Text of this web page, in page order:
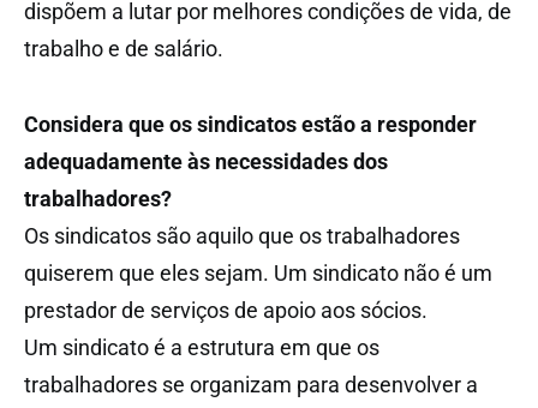
dispõem a lutar por melhores condições de vida, de
trabalho e de salário.
Considera que os sindicatos estão a responder
adequadamente às necessidades dos
trabalhadores?
Os sindicatos são aquilo que os trabalhadores
quiserem que eles sejam. Um sindicato não é um
prestador de serviços de apoio aos sócios.
Um sindicato é a estrutura em que os
trabalhadores se organizam para desenvolver a